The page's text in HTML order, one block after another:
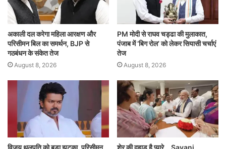
अकाली दल करेगा महिला आरक्षण और
परिसीमन बिल का समर्थन, BJP से
गठबंधन के संकेत तेज
August 8, 2026
PM मोदी से राघव चड्ढा की मुलाकात,
पंजाब में ‘बिग रोल’ को लेकर सियासी चर्चाएं
तेज
August 8, 2026
विजय थलपति को बड़ा झटका, परिसीमन शेर की दहाड़ है प्यारे… Sayani